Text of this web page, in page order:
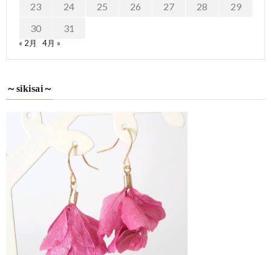
23
24 25 26 27 28
29
30
31
« 2月 4月 »
～sikisai～